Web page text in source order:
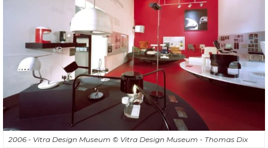
2006 - Vitra Design Museum © Vitra Design Museum - Thomas Dix